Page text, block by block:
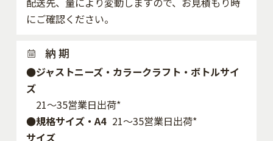
にご確認ください。
納 期
●ジャストニーズ・カラークラフト・ボトルサイ
ズ
21～35営業日出荷*
●規格サイズ・A4
サイズ
21～35営業日出荷*